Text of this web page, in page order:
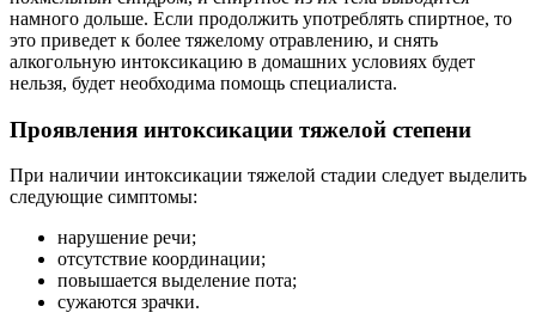
намного дольше. Если продолжить употреблять спиртное, то
это приведет к более тяжелому отравлению, и снять
алкогольную интоксикацию в домашних условиях будет
нельзя, будет необходима помощь специалиста.
Проявления интоксикации тяжелой степени
При наличии интоксикации тяжелой стадии следует выделить
следующие симптомы:
нарушение речи;
отсутствие координации;
повышается выделение пота;
сужаются зрачки.